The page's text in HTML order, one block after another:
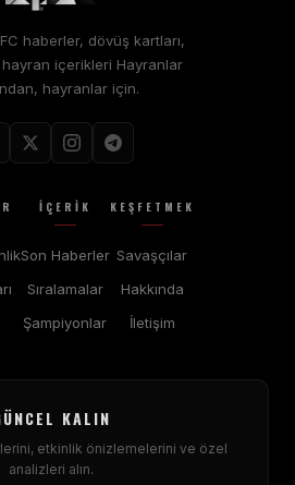
haberler, dövüş kartları,
içerikleri Hayranlar
hayranlar için.
İÇERIK
Son Haberler
Sıralamalar
Şampiyonlar
KEŞFETMEK
Savaşçılar
Hakkında
İletişim
KALIN
etkinlik önizlemelerini ve özel
analizleri alın.